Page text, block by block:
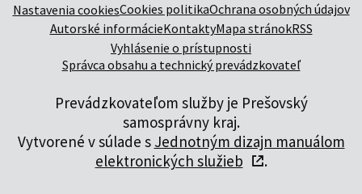
Nastavenia cookiesCookies politikaOchrana osobných údajov
Autorské informácieKontaktyMapa stránokRSS
Vyhlásenie o prístupnosti
Správca obsahu a technický prevádzkovateľ
Prevádzkovateľom služby je Prešovský
samosprávny kraj.
Vytvorené v súlade s Jednotným dizajn manuálom
elektronických služieb
.